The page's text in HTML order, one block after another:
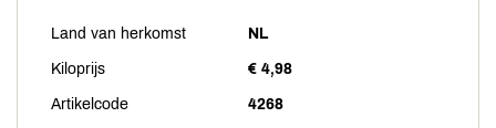
Land van herkomst NL
Kiloprijs € 4,98
Artikelcode 4268